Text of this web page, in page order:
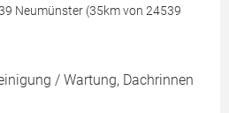
Neumünster (35km von 24539
/ Wartung, Dachrinnen